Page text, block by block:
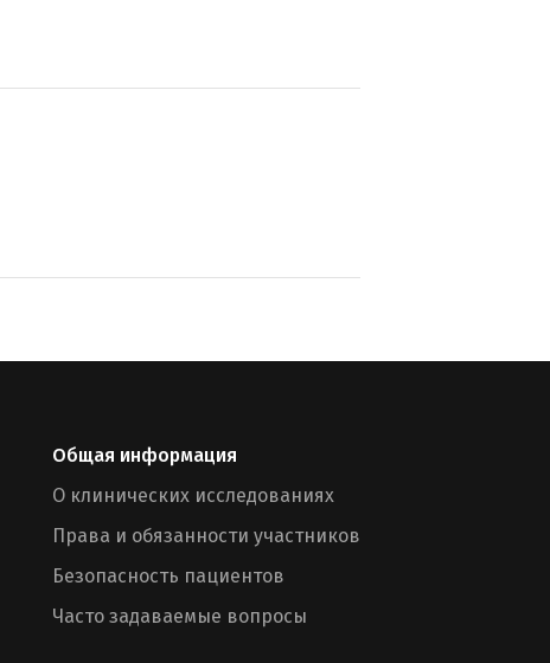
Общая информация
О клинических исследованиях
Права и обязанности участников
Безопасность пациентов
Часто задаваемые вопросы